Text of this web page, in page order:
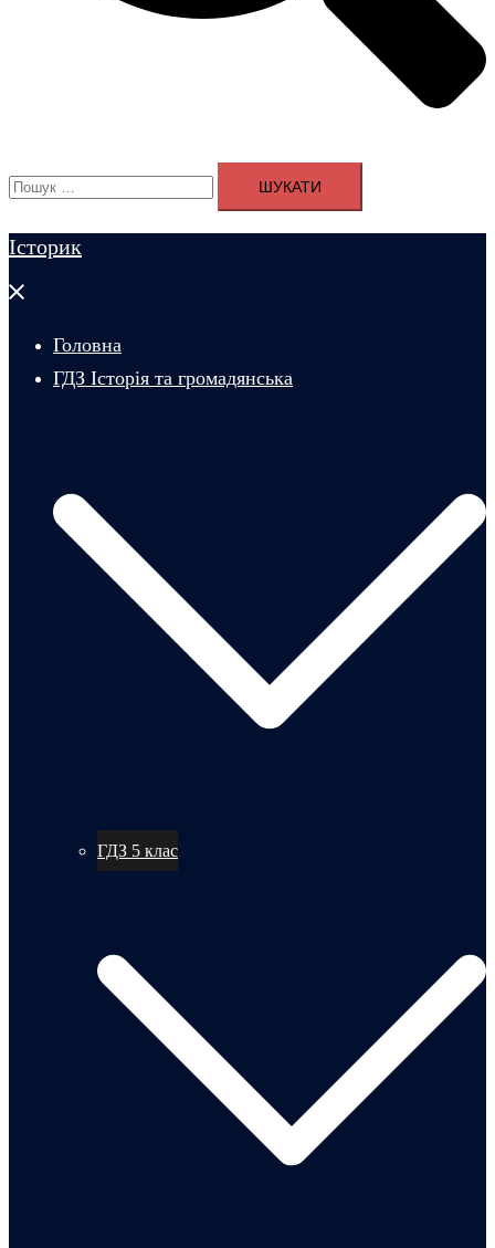
Пошук:
Історик
Закрити
Головна
ГДЗ Історія та громадянська
ГДЗ 5 клас